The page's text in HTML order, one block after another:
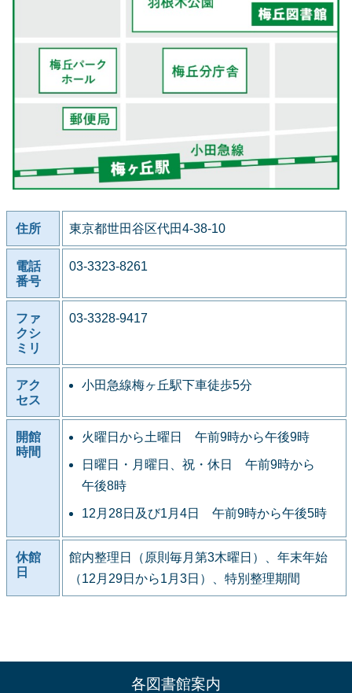
住所 東京都世田谷区代田4-38-10
電話
番号
03-3323-8261
ファ
クシ
ミリ
03-3328-9417
アク
セス
小田急線梅ヶ丘駅下車徒歩5分
開館
時間
火曜日から土曜日 午前9時から午後9時
日曜日・月曜日、祝・休日 午前9時から
午後8時
12月28日及び1月4日 午前9時から午後5時
休館
日
館内整理日（原則毎月第3木曜日）、年末年始
（12月29日から1月3日）、特別整理期間
各図書館案内